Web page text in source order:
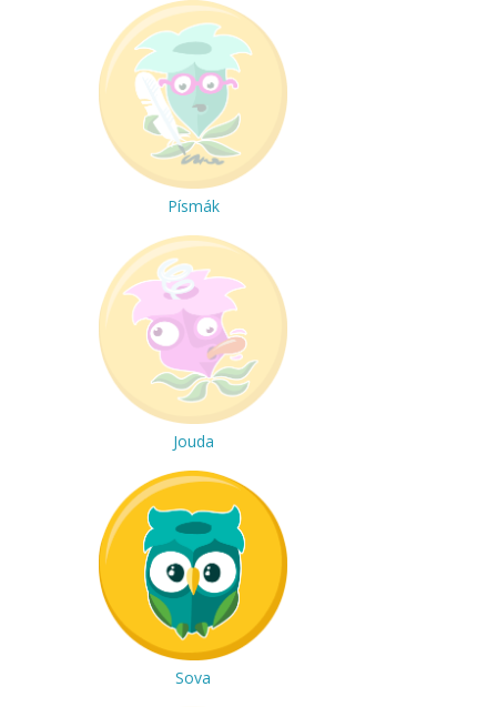
Písmák
Jouda
Sova